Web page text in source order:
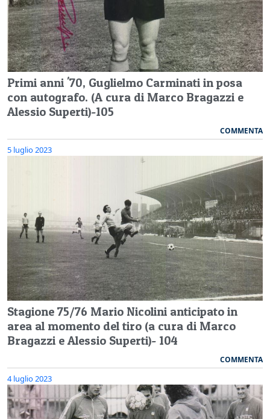
Primi anni '70, Guglielmo Carminati in posa
con autografo. (A cura di Marco Bragazzi e
Alessio Superti)-105
COMMENTA
5 luglio 2023
Stagione 75/76 Mario Nicolini anticipato in
area al momento del tiro (a cura di Marco
Bragazzi e Alessio Superti)- 104
COMMENTA
4 luglio 2023